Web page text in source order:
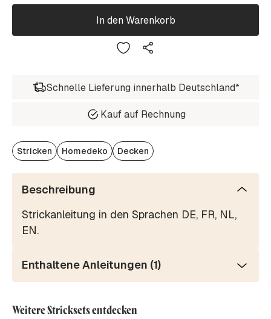
In den Warenkorb
Schnelle Lieferung innerhalb Deutschland*
Kauf auf Rechnung
Stricken Homedeko Decken
Beschreibung
Strickanleitung in den Sprachen DE, FR, NL,
EN.
Enthaltene Anleitungen (1)
Weitere Stricksets entdecken